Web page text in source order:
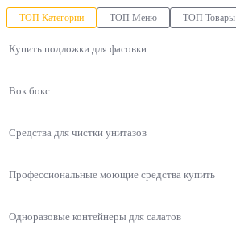
ТОП Категории ТОП Меню ТОП Товары
Купить подложки для фасовки
Вок бокс
Средства для чистки унитазов
Профессиональные моющие средства купить
Одноразовые контейнеры для салатов